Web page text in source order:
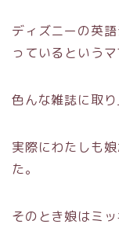
ディズニーの英
っているという
色んな雑誌に取り
実際にわたしも
た。
そのとき娘はミ